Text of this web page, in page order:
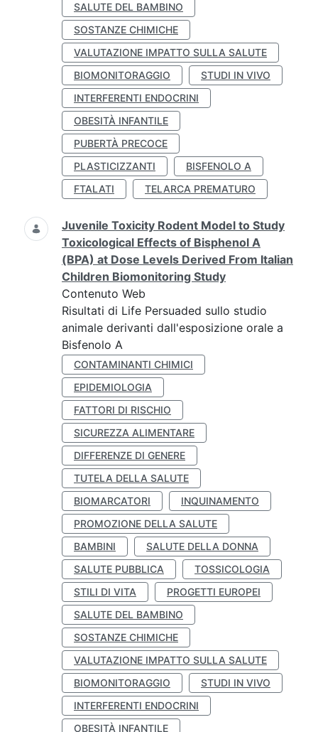
SALUTE DEL BAMBINO
SOSTANZE CHIMICHE
VALUTAZIONE IMPATTO SULLA SALUTE
BIOMONITORAGGIO
STUDI IN VIVO
INTERFERENTI ENDOCRINI
OBESITÀ INFANTILE
PUBERTÀ PRECOCE
PLASTICIZZANTI
BISFENOLO A
FTALATI
TELARCA PREMATURO
Juvenile Toxicity Rodent Model to Study
Toxicological Effects of Bisphenol A
(BPA) at Dose Levels Derived From Italian
Children Biomonitoring Study
Contenuto Web
Risultati di Life Persuaded sullo studio
animale derivanti dall'esposizione orale a
Bisfenolo A
CONTAMINANTI CHIMICI
EPIDEMIOLOGIA
FATTORI DI RISCHIO
SICUREZZA ALIMENTARE
DIFFERENZE DI GENERE
TUTELA DELLA SALUTE
BIOMARCATORI
INQUINAMENTO
PROMOZIONE DELLA SALUTE
BAMBINI
SALUTE DELLA DONNA
SALUTE PUBBLICA
TOSSICOLOGIA
STILI DI VITA
PROGETTI EUROPEI
SALUTE DEL BAMBINO
SOSTANZE CHIMICHE
VALUTAZIONE IMPATTO SULLA SALUTE
BIOMONITORAGGIO
STUDI IN VIVO
INTERFERENTI ENDOCRINI
OBESITÀ INFANTILE